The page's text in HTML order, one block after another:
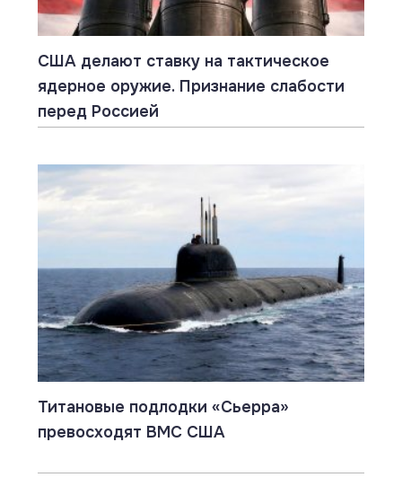
США делают ставку на тактическое
ядерное оружие. Признание слабости
перед Россией
Титановые подлодки «Сьерра»
превосходят ВМС США